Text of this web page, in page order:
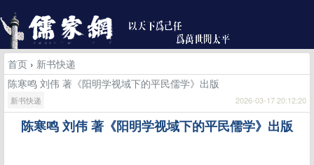
首页 › 新书快递
陈寒鸣 刘伟 著《阳明学视域下的平民儒学》出版
新书快递 2026-03-17 20:12:20
陈寒鸣 刘伟 著《阳明学视域下的平民儒学》出版